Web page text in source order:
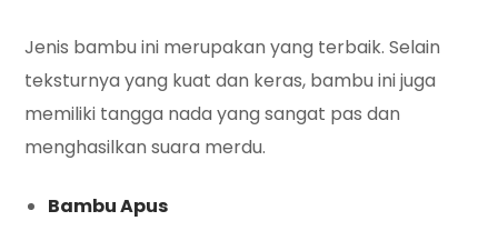
Jenis bambu ini merupakan yang terbaik. Selain
teksturnya yang kuat dan keras, bambu ini juga
memiliki tangga nada yang sangat pas dan
menghasilkan suara merdu.
Bambu Apus